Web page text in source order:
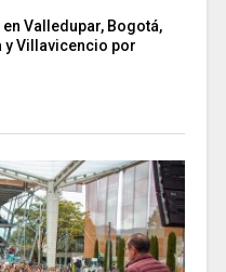
Valledupar, Bogotá,
y Villavicencio por